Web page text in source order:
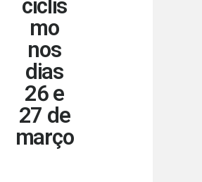
ciclis
mo
nos
dias
26 e
27 de
março